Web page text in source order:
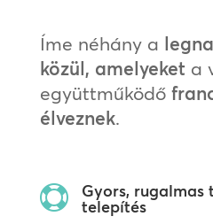
Íme néhány a
közül, amelyeket a
együttműködő
élveznek.
 Gyors, rugalmas
telepítés